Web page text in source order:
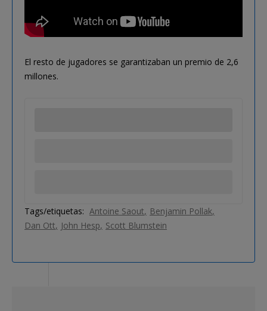
El resto de jugadores se garantizaban un premio de 2,6
millones.
Tags/etiquetas: Antoine Saout
Benjamin Pollak
Dan Ott
John Hesp Scott Blumstein